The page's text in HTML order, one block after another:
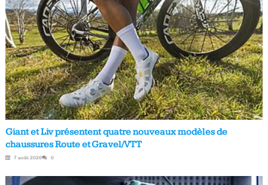
Giant et Liv présentent quatre nouveaux modèles de
chaussures Route et Gravel/VTT
7 août 2026 0